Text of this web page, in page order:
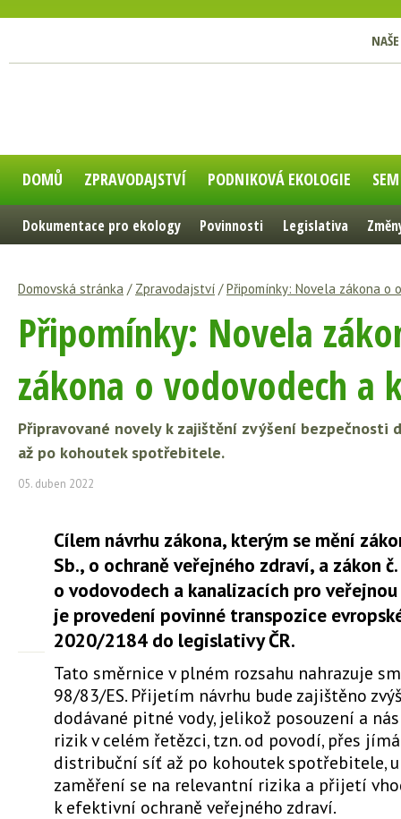
DOMŮ ZPRAVODAJSTVÍ PODNIKOVÁ EKOLOGIE
Dokumentace pro ekology Povinnosti Legislativa
Domovská stránka / Zpravodajství /Připomínky: Novela zákona o
Připomínky: Novela
zákona o vodovodech a
Připravované novely k zajištění zvýšení
až po kohoutek spotřebitele.
05. duben 2022
Cílem návrhu zákona, kterým se mění
Sb., o ochraně veřejného zdraví, a zákon
o vodovodech a kanalizacích pro
je provedení povinné transpozice
2020/2184 do legislativy ČR.
Tato směrnice v plném rozsahu nahrazuje
98/83/ES. Přijetím návrhu bude zajištěno
dodávané pitné vody, jelikož posouzení a
rizik v celém řetězci, tzn. od povodí, přes
distribuční síť až po kohoutek spotřebitele,
zaměření se na relevantní rizika a přijetí
k efektivní ochraně veřejného zdraví.